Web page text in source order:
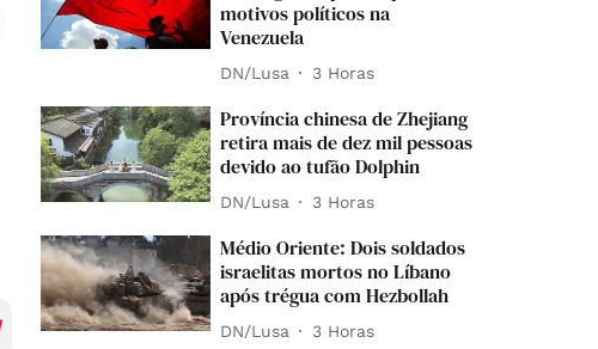
motivos políticos na
Venezuela
DN/Lusa 3 Horas
Província chinesa de Zhejiang
retira mais de dez mil pessoas
devido ao tufão Dolphin
DN/Lusa 3 Horas
Médio Oriente: Dois soldados
israelitas mortos no Líbano
após trégua com Hezbollah
DN/Lusa 3 Horas